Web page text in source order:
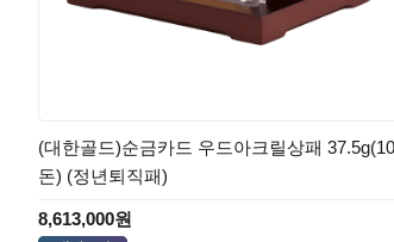
(대한골드)순금카드 우드아크릴상패 37.5g(10
돈) (정년퇴직패)
8,613,000원